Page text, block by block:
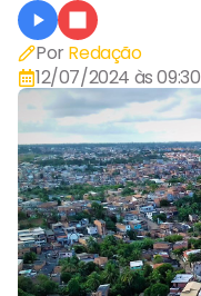
Por Redação
12/07/2024 às 09:30